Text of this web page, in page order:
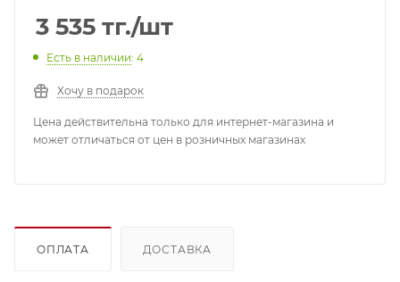
3 535 тг./шт
Есть в наличии: 4
Хочу в подарок
Цена действительна только для интернет-магазина и
может отличаться от цен в розничных магазинах
ОПЛАТА ДОСТАВКА